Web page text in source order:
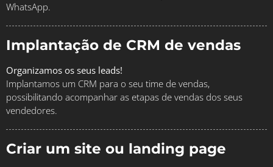
WhatsApp.
Implantação de CRM de vendas
Organizamos os seus leads!
Implantamos um CRM para o seu time de vendas,
possibilitando acompanhar as etapas de vendas dos seus
vendedores.
Criar um site ou landing page